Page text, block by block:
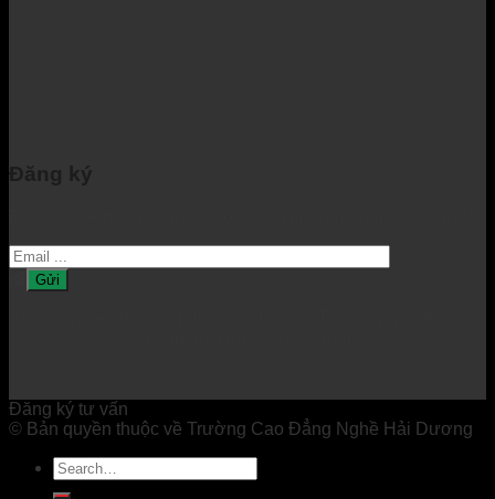
Đăng ký
Đăng ký tư vấn
© Bản quyền thuộc về Trường Cao Đẳng Nghề Hải Dương